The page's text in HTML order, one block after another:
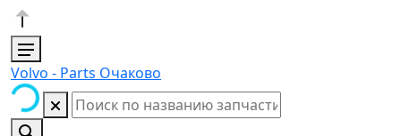
Volvo - Parts Очаково